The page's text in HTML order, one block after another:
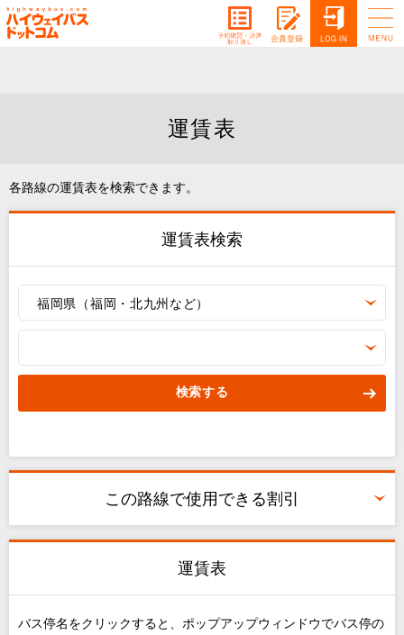
運賃表
各路線の運賃表を検索できます。
運賃表検索
福岡県（福岡・北九州など）
検索する
この路線で使用できる割引
運賃表
バス停名をクリックすると、ポップアップウィンドウでバス停の